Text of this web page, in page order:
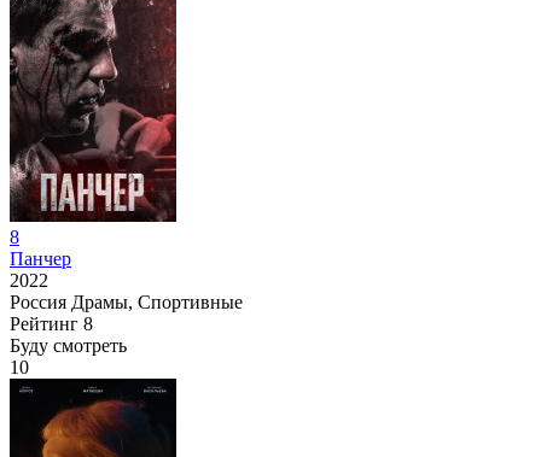
8
Панчер
2022
Россия Драмы, Спортивные
Рейтинг 8
Буду смотреть
10